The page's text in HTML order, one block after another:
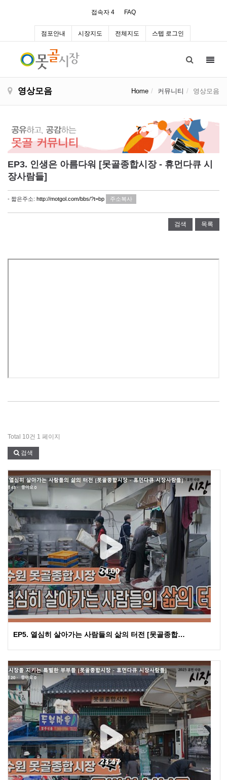
접속자 4 FAQ
점포안내 시장지도 전체지도 스텝 로그인
영상모음 Home 커뮤니티 영상모음
EP3. 인생은 아름다워 [못골종합시장 - 휴먼다큐 시
장사람들]
- 짧은주소: http://motgol.com/bbs/?t=bp 주소복사
검색 목록
Total 10건 1 페이지
검색
EP5. 열심히 살아가는 사람들의 삶의 터전 [못골종합…